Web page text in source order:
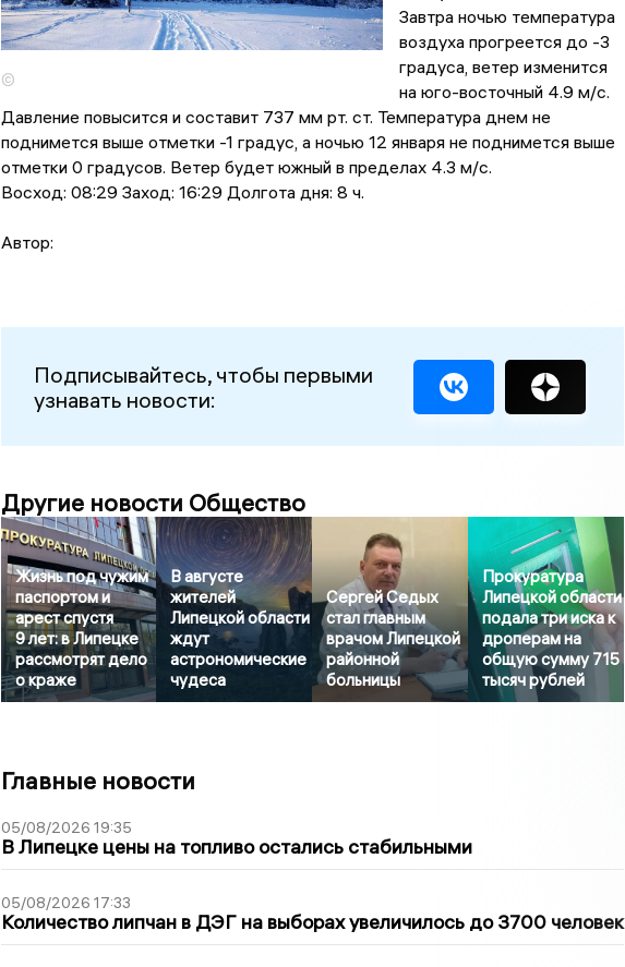
©
Завтра ночью температура
воздуха прогреется до -3
градусa, ветер изменится
на юго-восточный 4.9 м/с.
Давление повысится и составит 737 мм рт. ст. Температура днем не
поднимется выше отметки -1 градус, a ночью 12 января не поднимется выше
отметки 0 градусов. Ветер будет южный в пределах 4.3 м/с.
Восход: 08:29 Заход: 16:29 Долгота дня: 8 ч.
Автор:
Подписывайтесь, чтобы первыми
узнавать новости:
Другие новости Общество
Жизнь под чужим
паспортом и
арест спустя
9 лет: в Липецке
рассмотрят дело
о краже
В августе
жителей
Липецкой области
ждут
астрономические
чудеса
Сергей Седых
стал главным
врачом Липецкой
районной
больницы
Прокуратура
Липецкой области
подала три иска к
дроперам на
общую сумму 715
тысяч рублей
Главные новости
05/08/2026 19:35
В Липецке цены на топливо остались стабильными
05/08/2026 17:33
Количество липчан в ДЭГ на выборах увеличилось до 3700 человек